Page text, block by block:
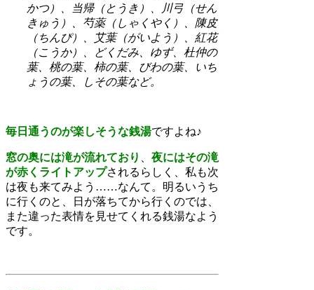
かつ）、当帰（とうき）、川弓（せん
きゅう）、芍薬（しゃくやく）、陳皮
（ちんぴ）、艾葉（がいよう）、紅花
（こうか）、どくだみ、ゆず、杜仲の
葉、桃の葉、柿の葉、びわの葉、いち
ょうの葉、しその葉など。
毎日通うのが楽しそうな銭湯ですよね♪
窓の奥には滝が流れており
夜にはその滝
が赤くライトアップされるらしく、私も次
は夜も来てみよう……なんて。明るいうち
に行くのと、日が落ちてから行くのでは、
また違った表情を見せてくれる銭湯なよう
です。